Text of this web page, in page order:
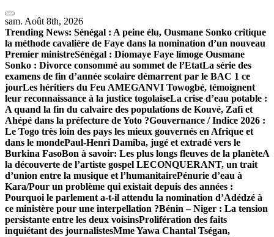
Skip
to
content
sam. Août 8th, 2026
Trending News: Sénégal : A peine élu, Ousmane Sonko critique
la méthode cavalière de Faye dans la nomination d’un nouveau
Premier ministreSénégal : Diomaye Faye limoge Ousmane
Sonko : Divorce consommé au sommet de l’EtatLa série des
examens de fin d’année scolaire démarrent par le BAC 1 ce
jourLes héritiers du Feu AMEGANVI Towogbé, témoignent
leur reconnaissance à la justice togolaiseLa crise d’eau potable :
A quand la fin du calvaire des populations de Kouvé, Zafi et
Ahépé dans la préfecture de Yoto ?Gouvernance / Indice 2026 :
Le Togo très loin des pays les mieux gouvernés en Afrique et
dans le mondePaul-Henri Damiba, jugé et extradé vers le
Burkina FasoBon à savoir: Les plus longs fleuves de la planèteA
la découverte de l’artiste gospel LECONQUERANT, un trait
d’union entre la musique et l’humanitairePénurie d’eau à
Kara/Pour un problème qui existait depuis des années :
Pourquoi le parlement a-t-il attendu la nomination d’Adédzé à
ce ministère pour une interpellation ?Bénin – Niger : La tension
persistante entre les deux voisinsProlifération des faits
inquiétant des journalistesMme Yawa Chantal Tségan,